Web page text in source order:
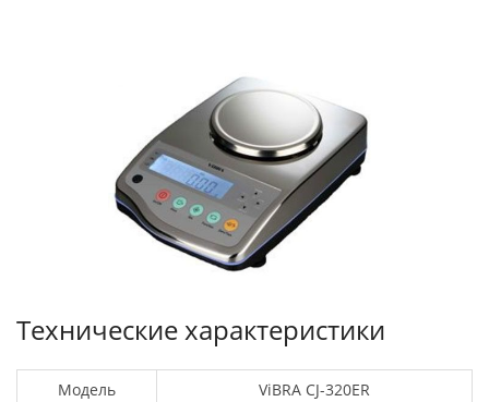
Технические характеристики
Модель
ViBRA CJ-320ER